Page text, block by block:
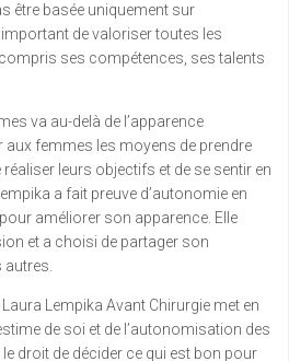
être basée uniquement sur
important de valoriser toutes les
ses compétences, ses talents
va au-delà de l’apparence
aux femmes les moyens de prendre
leurs objectifs et de se sentir en
a fait preuve d’autonomie en
améliorer son apparence. Elle
et a choisi de partager son
autres.
Lempika Avant Chirurgie met en
de soi et de l’autonomisation des
droit de décider ce qui est bon pour